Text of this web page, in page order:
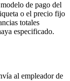
de pago del
o el precio fijo
totales
especificado.
al empleador de